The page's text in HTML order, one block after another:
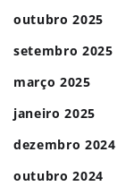
outubro 2025
setembro 2025
março 2025
janeiro 2025
dezembro 2024
outubro 2024